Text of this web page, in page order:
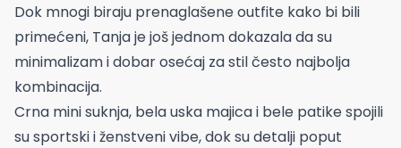
Dok mnogi biraju prenaglašene outfite kako bi bili
primećeni, Tanja je još jednom dokazala da su
minimalizam i dobar osećaj za stil često najbolja
kombinacija.
Crna mini suknja, bela uska majica i bele patike spojili
su sportski i ženstveni vibe, dok su detalji poput